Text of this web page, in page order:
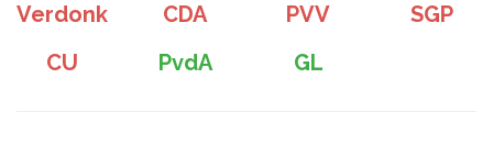
Verdonk
CDA PVV
SGP
CU
PvdA GL